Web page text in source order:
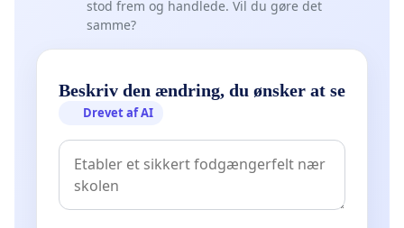
stod frem og handlede. Vil du gøre det
samme?
Beskriv den ændring, du ønsker at se
Drevet af AI